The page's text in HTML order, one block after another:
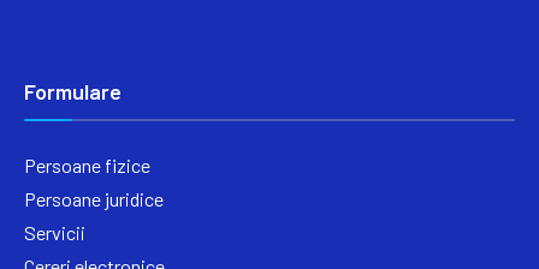
Formulare
Persoane fizice
Persoane juridice
Servicii